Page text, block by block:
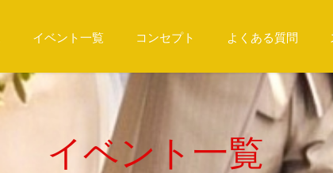
イベント一覧 コンセプト よくある質問
イベント一覧